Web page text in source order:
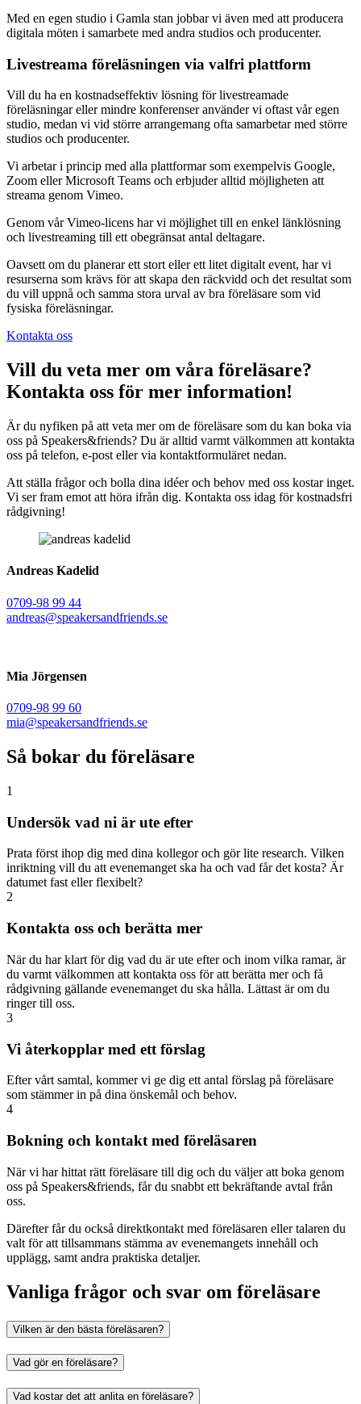
Med en egen studio i Gamla stan jobbar vi även med att producera
digitala möten i samarbete med andra studios och producenter.
Livestreama föreläsningen via valfri plattform
Vill du ha en kostnadseffektiv lösning för livestreamade
föreläsningar eller mindre konferenser använder vi oftast vår egen
studio, medan vi vid större arrangemang ofta samarbetar med större
studios och producenter.
Vi arbetar i princip med alla plattformar som exempelvis Google,
Zoom eller Microsoft Teams och erbjuder alltid möjligheten att
streama genom Vimeo.
Genom vår Vimeo-licens har vi möjlighet till en enkel länklösning
och livestreaming till ett obegränsat antal deltagare.
Oavsett om du planerar ett stort eller ett litet digitalt event, har vi
resurserna som krävs för att skapa den räckvidd och det resultat som
du vill uppnå och samma stora urval av bra föreläsare som vid
fysiska föreläsningar.
Kontakta oss
Vill du veta mer om våra föreläsare?
Kontakta oss för mer information!
Är du nyfiken på att veta mer om de föreläsare som du kan boka via
oss på Speakers&friends? Du är alltid varmt välkommen att kontakta
oss på telefon, e-post eller via kontaktformuläret nedan.
Att ställa frågor och bolla dina idéer och behov med oss kostar inget.
Vi ser fram emot att höra ifrån dig. Kontakta oss idag för kostnadsfri
rådgivning!
Andreas Kadelid ​
0709-98 99 44
andreas@speakersandfriends.se​
Mia Jörgensen
0709-98 99 60
mia@speakersandfriends.se​
Så bokar du föreläsare
1
Undersök vad ni är ute efter
Prata först ihop dig med dina kollegor och gör lite research. Vilken
inriktning vill du att evenemanget ska ha och vad får det kosta? Är
datumet fast eller flexibelt?
2
Kontakta oss och berätta mer
När du har klart för dig vad du är ute efter och inom vilka ramar, är
du varmt välkommen att kontakta oss för att berätta mer och få
rådgivning gällande evenemanget du ska hålla. Lättast är om du
ringer till oss.
3
Vi återkopplar med ett förslag
Efter vårt samtal, kommer vi ge dig ett antal förslag på föreläsare
som stämmer in på dina önskemål och behov.
4
Bokning och kontakt med föreläsaren
När vi har hittat rätt föreläsare till dig och du väljer att boka genom
oss på Speakers&friends, får du snabbt ett bekräftande avtal från
oss.
Därefter får du också direktkontakt med föreläsaren eller talaren du
valt för att tillsammans stämma av evenemangets innehåll och
upplägg, samt andra praktiska detaljer.
Vanliga frågor och svar om föreläsare
Vilken är den bästa föreläsaren?
Vad gör en föreläsare?
Vad kostar det att anlita en föreläsare?